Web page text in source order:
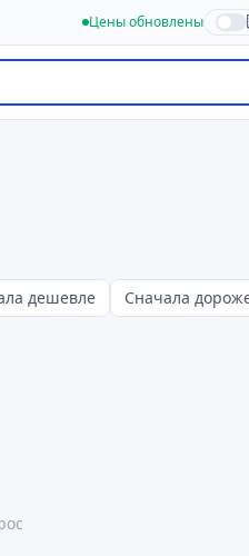
Цены обновлены
дешевле Сначала